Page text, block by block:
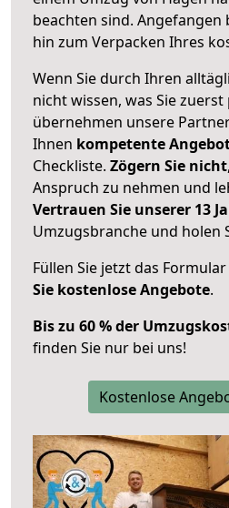
beachten sind. Angefangen
hin zum Verpacken Ihres
Wenn Sie durch Ihren
nicht wissen, was Sie
übernehmen unsere
Ihnen kompetente
Checkliste. Zögern Sie nicht
Anspruch zu nehmen und
Vertrauen Sie unserer 13
Umzugsbranche und holen
Füllen Sie jetzt das
Sie kostenlose Angebote.
Bis zu 60 % der
finden Sie nur bei uns!
Kostenlose